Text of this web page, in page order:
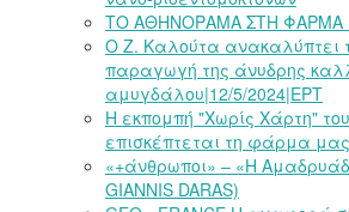
ΤΟ ΑΘΗΝΟΡΑΜΑ ΣΤΗ ΦΑΡΜΑ
Ο Ζ. Καλούτα ανακαλύπτει
παραγωγή της άνυδρης
αμυγδάλου|12/5/2024|ΕΡΤ
Η εκπομπή "Χωρίς Χάρτη"
επισκέπτεται τη φάρμα μας
«+άνθρωποι» – «Η
GIANNIS DARAS)